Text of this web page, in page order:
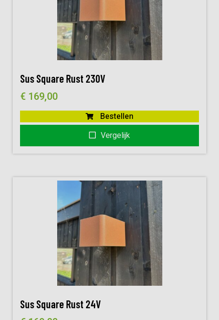
Sus Square Rust 230V
€ 169,00
Bestellen
Vergelijk
Sus Square Rust 24V